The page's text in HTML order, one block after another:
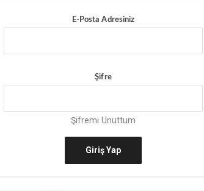
E-Posta Adresiniz
Şifre
Şifremi Unuttum
Giriş Yap